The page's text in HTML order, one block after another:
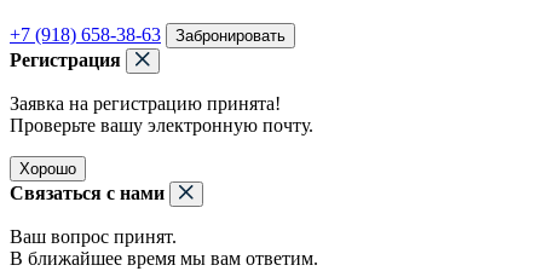
+7 (918) 658-38-63 Забронировать
Регистрация
Заявка на регистрацию принята!
Проверьте вашу электронную почту.
Хорошо
Связаться с нами
Ваш вопрос принят.
В ближайшее время мы вам ответим.